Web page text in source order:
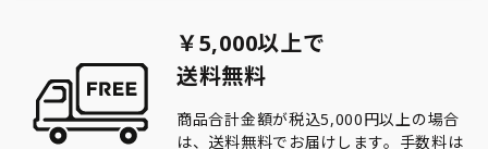
￥5,000以上で
送料無料
商品合計金額が税込5,000円以上の場合
は、送料無料でお届けします。手数料は